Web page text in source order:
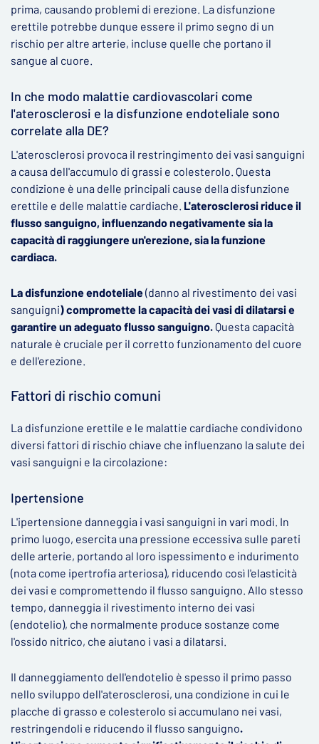
prima, causando problemi di erezione. La disfunzione
erettile potrebbe dunque essere il primo segno di un
rischio per altre arterie, incluse quelle che portano il
sangue al cuore.
In che modo malattie cardiovascolari come
l'aterosclerosi e la disfunzione endoteliale sono
correlate alla DE?
L'aterosclerosi provoca il restringimento dei vasi sanguigni
a causa dell'accumulo di grassi e colesterolo. Questa
condizione è una delle principali cause della disfunzione
erettile e delle malattie cardiache. L'aterosclerosi riduce il
flusso sanguigno, influenzando negativamente sia la
capacità di raggiungere un'erezione, sia la funzione
cardiaca.
La disfunzione endoteliale(danno al rivestimento dei vasi
sanguigni) compromette la capacità dei vasi di dilatarsi e
garantire un adeguato flusso sanguigno. Questa capacità
naturale è cruciale per il corretto funzionamento del cuore
e dell'erezione.
Fattori di rischio comuni
La disfunzione erettile e le malattie cardiache condividono
diversi fattori di rischio chiave che influenzano la salute dei
vasi sanguigni e la circolazione:
Ipertensione
L'ipertensione danneggia i vasi sanguigni in vari modi. In
primo luogo, esercita una pressione eccessiva sulle pareti
delle arterie, portando al loro ispessimento e indurimento
(nota come ipertrofia arteriosa), riducendo così l'elasticità
dei vasi e compromettendo il flusso sanguigno. Allo stesso
tempo, danneggia il rivestimento interno dei vasi
(endotelio), che normalmente produce sostanze come
l'ossido nitrico, che aiutano i vasi a dilatarsi.
Il danneggiamento dell'endotelio è spesso il primo passo
nello sviluppo dell'aterosclerosi, una condizione in cui le
placche di grasso e colesterolo si accumulano nei vasi,
restringendoli e riducendo il flusso sanguigno.